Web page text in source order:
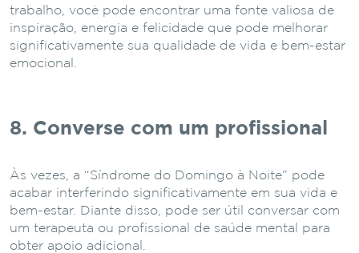
trabalho, você pode encontrar uma fonte valiosa de
inspiração, energia e felicidade que pode melhorar
significativamente sua qualidade de vida e bem-estar
emocional.
8. Converse com um profissional
Às vezes, a “Síndrome do Domingo à Noite” pode
acabar interferindo significativamente em sua vida e
bem-estar. Diante disso, pode ser útil conversar com
um terapeuta ou profissional de saúde mental para
obter apoio adicional.